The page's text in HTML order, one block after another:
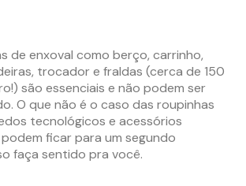
de enxoval como berço, carrinho,
trocador e fraldas (cerca de 150
são essenciais e não podem ser
O que não é o caso das roupinhas
tecnológicos e acessórios
ficar para um segundo
faça sentido pra você.